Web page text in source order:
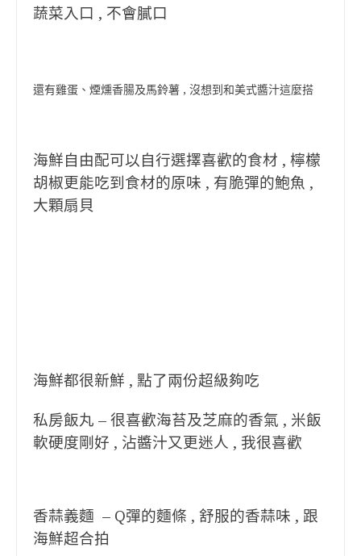
蔬菜入口 , 不會膩口
還有雞蛋、煙燻香腸及馬鈴薯 , 沒想到和美式醬汁這麼搭
海鮮自由配可以自行選擇喜歡的食材 , 檸檬
胡椒更能吃到食材的原味 , 有脆彈的鮑魚 ,
大顆扇貝
海鮮都很新鮮 , 點了兩份超級夠吃
私房飯丸 – 很喜歡海苔及芝麻的香氣 , 米飯
軟硬度剛好 , 沾醬汁又更迷人 , 我很喜歡
香蒜義麵 – Q彈的麵條 , 舒服的香蒜味 , 跟
海鮮超合拍